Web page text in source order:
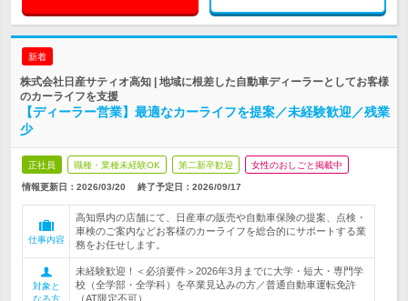
新着
株式会社日産サティオ高知 | 地域に根差した自動車ディーラーとしてお客様
のカーライフを支援
【ディーラー営業】最適なカーライフを提案／未経験歓迎／残業
少
正社員 職種・業種未経験OK 第二新卒歓迎 女性のおしごと掲載中
情報更新日：2026/03/20 終了予定日： 2026/09/17
仕事内容
高知県内の店舗にて、日産車の販売や自動車保険の提案、点検・
車検のご案内などお客様のカーライフを総合的にサポートする業
務をお任せします。
対象と
なる方
未経験歓迎！＜必須要件＞2026年3月までに大学・短大・専門学
校（全学部・全学科）を卒業見込みの方／普通自動車運転免許
（AT限定不可）